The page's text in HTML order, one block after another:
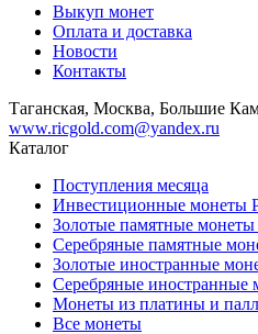
Выкуп монет
Оплата и доставка
Новости
Контакты
Таганская, Москва, Большие
www.ricgold.com@yandex.ru
Каталог
Поступления месяца
Инвестиционные монеты
Золотые памятные
Серебряные памятные
Золотые иностранные
Серебряные иностранные
Монеты из платины и
Все монеты